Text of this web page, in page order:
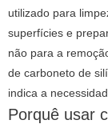
utilizado para
superfícies e
não para a
de carboneto de
indica a
Porquê usar